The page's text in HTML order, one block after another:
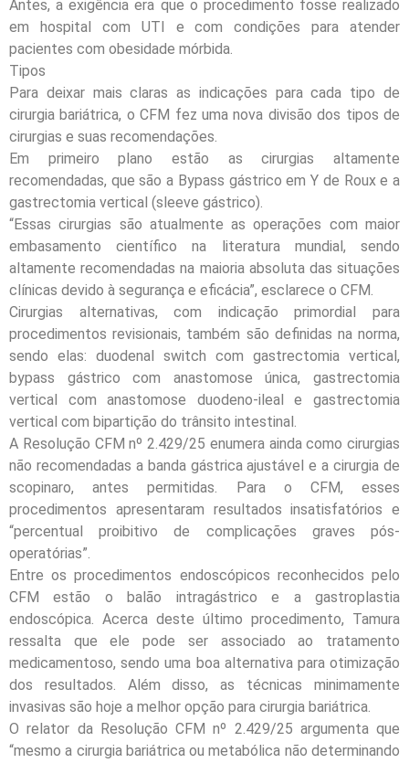
Antes, a exigência era que o procedimento fosse realizado
em hospital com UTI e com condições para atender
pacientes com obesidade mórbida.
Tipos
Para deixar mais claras as indicações para cada tipo de
cirurgia bariátrica, o CFM fez uma nova divisão dos tipos de
cirurgias e suas recomendações.
Em primeiro plano estão as cirurgias altamente
recomendadas, que são a Bypass gástrico em Y de Roux e a
gastrectomia vertical (sleeve gástrico).
“Essas cirurgias são atualmente as operações com maior
embasamento científico na literatura mundial, sendo
altamente recomendadas na maioria absoluta das situações
clínicas devido à segurança e eficácia”, esclarece o CFM.
Cirurgias alternativas, com indicação primordial para
procedimentos revisionais, também são definidas na norma,
sendo elas: duodenal switch com gastrectomia vertical,
bypass gástrico com anastomose única, gastrectomia
vertical com anastomose duodeno-ileal e gastrectomia
vertical com bipartição do trânsito intestinal.
A Resolução CFM nº 2.429/25 enumera ainda como cirurgias
não recomendadas a banda gástrica ajustável e a cirurgia de
scopinaro, antes permitidas. Para o CFM, esses
procedimentos apresentaram resultados insatisfatórios e
“percentual proibitivo de complicações graves pós-
operatórias”.
Entre os procedimentos endoscópicos reconhecidos pelo
CFM estão o balão intragástrico e a gastroplastia
endoscópica. Acerca deste último procedimento, Tamura
ressalta que ele pode ser associado ao tratamento
medicamentoso, sendo uma boa alternativa para otimização
dos resultados. Além disso, as técnicas minimamente
invasivas são hoje a melhor opção para cirurgia bariátrica.
O relator da Resolução CFM nº 2.429/25 argumenta que
“mesmo a cirurgia bariátrica ou metabólica não determinando